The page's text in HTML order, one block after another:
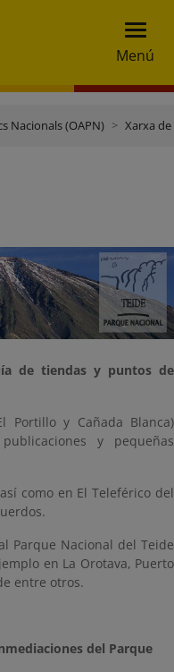
Menú
Nacionals (OAPN) Xarxa
de tiendas y puntos de
Portillo y Cañada Blanca)
y pequeñas
como en El Teleférico del
Parque Nacional del Teide
en La Orotava, Puerto
entre otros.
del Parque